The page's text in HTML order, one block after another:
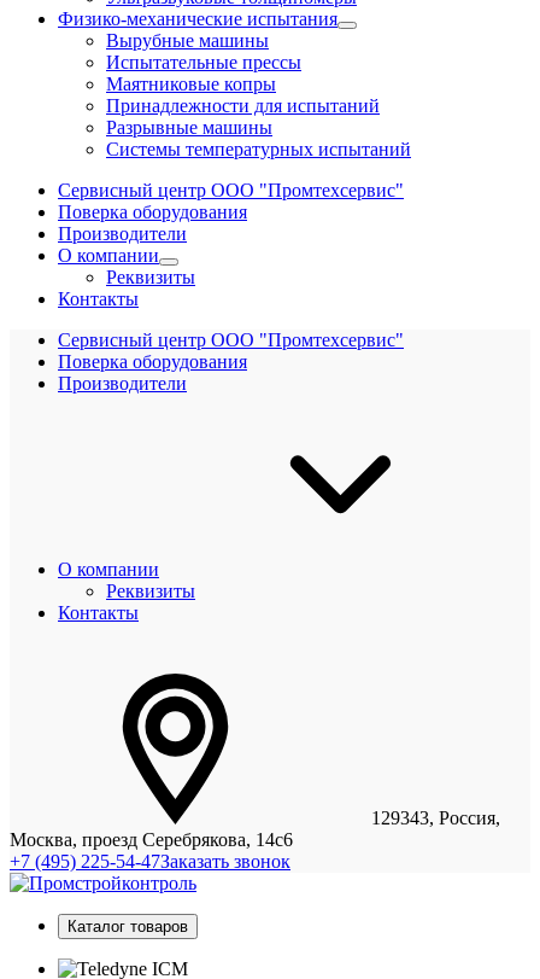
Физико-механические испытания
Вырубные машины
Испытательные прессы
Маятниковые копры
Принадлежности для испытаний
Разрывные машины
Системы температурных испытаний
Сервисный центр ООО "Промтехсервис"
Поверка оборудования
Производители
О компании
Реквизиты
Контакты
Сервисный центр ООО "Промтехсервис"
Поверка оборудования
Производители
О компании
Реквизиты
Контакты
129343, Россия,
Москва, проезд Серебрякова, 14с6
+7 (495) 225-54-47Заказать звонок
Каталог товаров